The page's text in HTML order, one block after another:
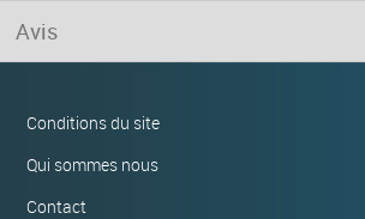
Avis
Conditions du site
Qui sommes nous
Contact